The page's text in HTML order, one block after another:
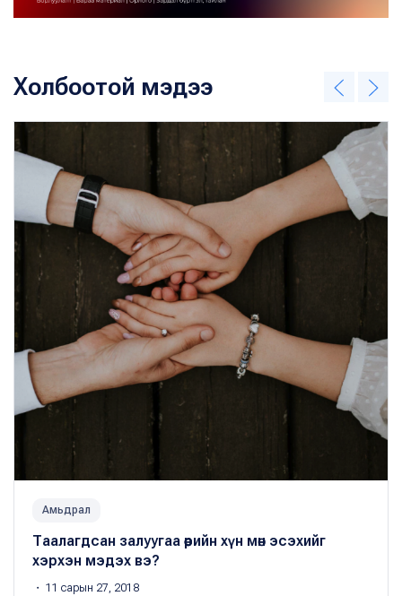
Холбоотой мэдээ
Амьдрал
Таалагдсан залуугаа өөрийн хүн мөн эсэхийг
хэрхэн мэдэх вэ?
・ 11 сарын 27, 2018